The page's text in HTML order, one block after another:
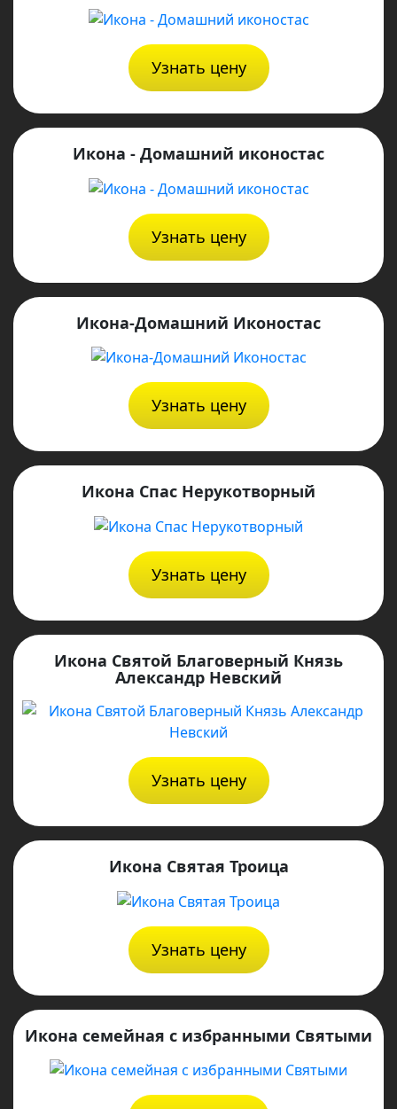
Узнать цену
Икона - Домашний иконостас
Узнать цену
Икона-Домашний Иконостас
Узнать цену
Икона Спас Нерукотворный
Узнать цену
Икона Святой Благоверный Князь
Александр Невский
Узнать цену
Икона Святая Троица
Узнать цену
Икона семейная с избранными Святыми